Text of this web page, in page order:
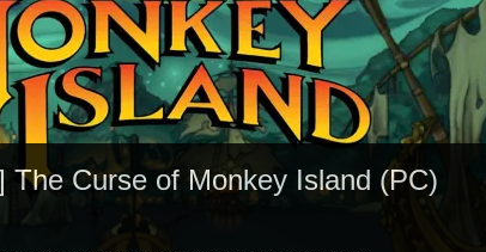
The Curse of Monkey Island (PC)